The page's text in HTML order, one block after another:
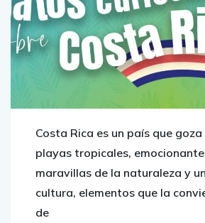
Costa Rica es un país que
playas tropicales,
maravillas de la naturaleza y
cultura, elementos que la
de